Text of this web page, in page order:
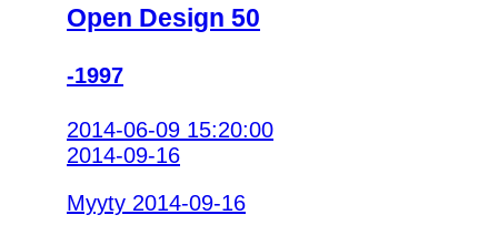
Open Design 50
-1997
2014-06-09 15:20:00
2014-09-16
Myyty 2014-09-16